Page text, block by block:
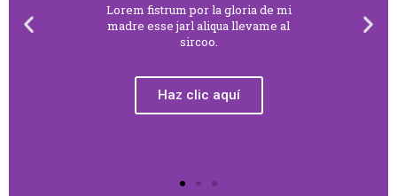
Lorem fistrum por la gloria de mi
madre esse jarl aliqua llevame al
sircoo.
Haz clic aquí